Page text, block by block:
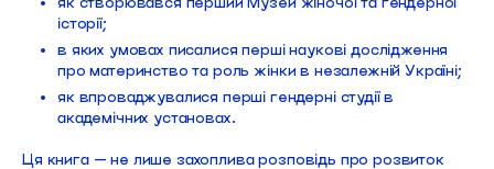
історії;
в яких умовах писалися перші наукові дослідження
про материнство та роль жінки в незалежній Україні;
як впроваджувалися перші гендерні студії в
академічних установах.
Ця книга — не лише захоплива розповідь про розвиток